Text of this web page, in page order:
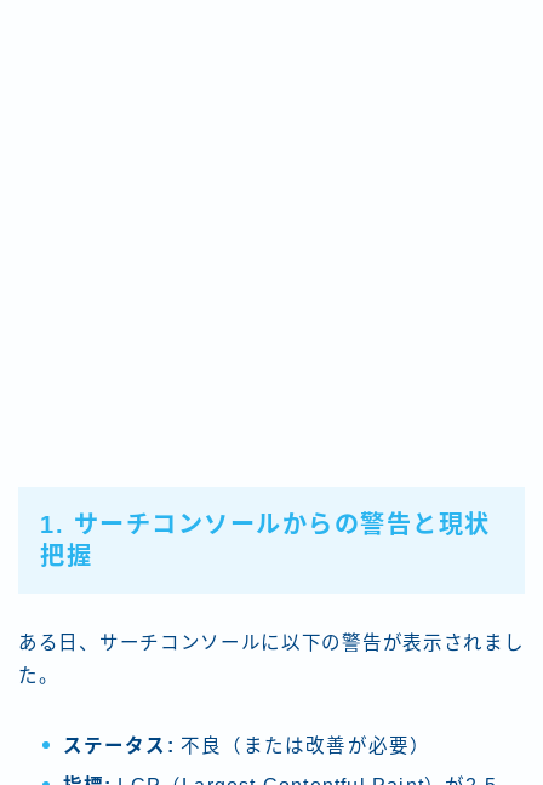
1. サーチコンソールからの警告と現状
把握
ある日、サーチコンソールに以下の警告が表示されまし
た。
ステータス: 不良（または改善が必要）